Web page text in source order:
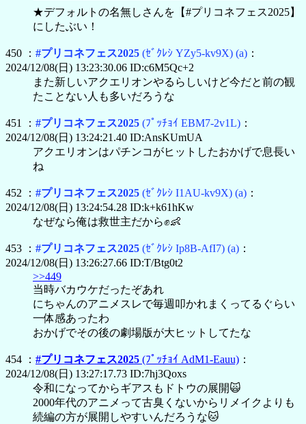
★デフォルトの名無しさんを【#プリコネフェス2025】
にしたぶい！
450 ： #プリコネフェス2025 (ｾﾞｸﾚｼ YZy5-kv9X) (a) ：
2024/12/08(日) 13:23:30.06 ID:c6M5Qc+2
また新しいアクエリオンやるらしいけど今だと前の観
たことない人も多いだろうな
451 ： #プリコネフェス2025 (ﾌﾟｯﾁｮｲ EBM7-2v1L) ：
2024/12/08(日) 13:24:21.40 ID:AnsKUmUA
アクエリオンはパチンコがヒットしたおかげで息長い
ね
452 ： #プリコネフェス2025 (ｾﾞｸﾚｼ I1AU-kv9X) (a) ：
2024/12/08(日) 13:24:54.28 ID:k+k61hKw
なぜなら俺は救世主だから✊👶
453 ： #プリコネフェス2025 (ｾﾞｸﾚｼ Ip8B-AfI7) (a) ：
2024/12/08(日) 13:26:27.66 ID:T/Btg0t2
>>449
当時バカウケだったぞあれ
にちゃんのアニメスレで毎週叩かれまくってるぐらい
一体感あったわ
おかげでその後の劇場版が大ヒットしてたな
454 ： #プリコネフェス2025 (ﾌﾟｯﾁｮｲ AdM1-Eauu) ：
2024/12/08(日) 13:27:17.73 ID:7hj3Qoxs
令和になってからギアスもドトウの展開🙀
2000年代のアニメって古臭くないからリメイクよりも
続編の方が展開しやすいんだろうな🐱